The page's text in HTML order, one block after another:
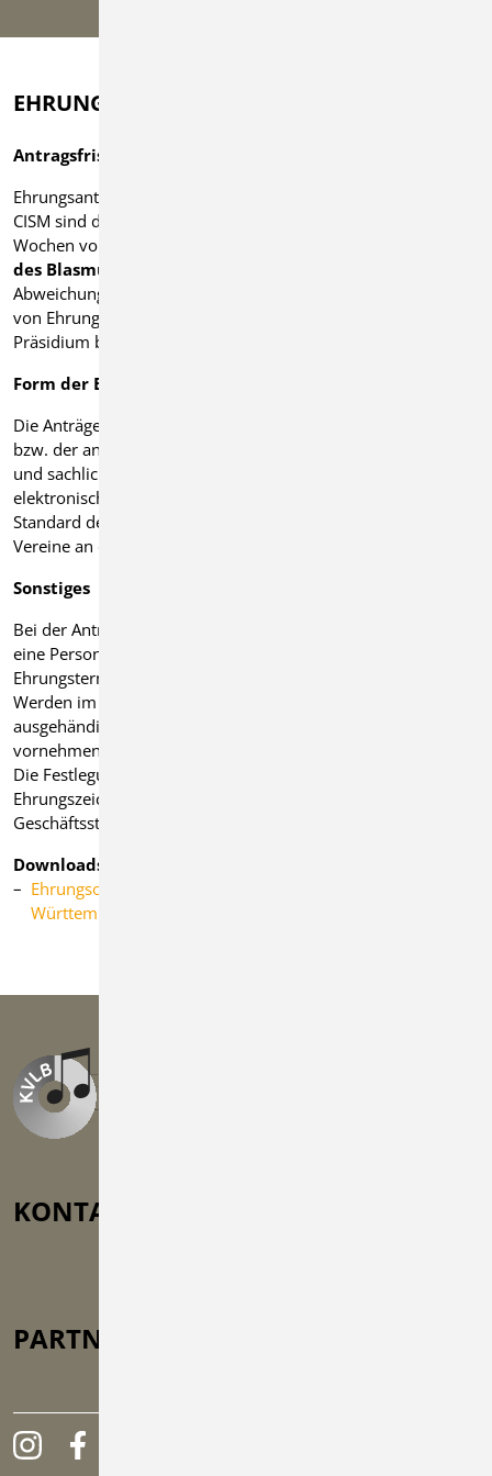
EHRUNGEN
Antragsfristen und Sonderregelungen
Ehrungsanträge für Ehrungen des BVBW, der BDMV und der
CISM sind durch den Antragsteller immer mindestens 8
Wochen vor dem Ehrungstermin bei der
des Blasmusik Kreisverbands Ludwigsburg
Abweichungen in der Antragsstellung sowie in der Vergabe
von Ehrungen können ausschließlich nur vom BVBW-
Präsidium beschlossen werden.
Form der Einreichung
Die Anträge müssen nach den jeweils gültigen Formularen
bzw. der anzuwendenden Software der Verbände vollständig
und sachlich richtig ausgefüllt, eingereicht werden. Die
elektronische Übermittlung der Ehrungsanträge nach dem
Standard der ComMusic-Software (Verein/Verband) ist für die
Vereine an die Kreisverbände grundsätzlich verpflichtend.
Sonstiges
Bei der Antragstellung soll darauf geachtet werden, dass für
eine Person keine Mehrfachehrungen zum gleichen
Ehrungstermin vorgenommen werden.
Werden im Rahmen der Ehrung Urkunden oder Ehrenbriefe
ausgehändigt, so sollte der Antragsteller eine Rahmung
vornehmen.
Die Festlegung der Kostensätze für die Aushändigung von
Ehrungszeichen und Urkunden obliegt der BVBW-
Geschäftsstelle und den jeweiligen Kreisverbänden.
Downloads
Ehrungsordnung des Blasmusikverbands Baden-
Württemberg
KONTAKT
PARTNER